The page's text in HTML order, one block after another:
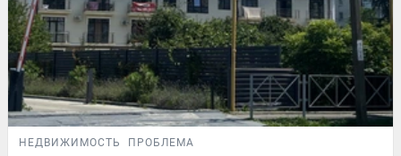
НЕДВИЖИМОСТЬ ПРОБЛЕМА